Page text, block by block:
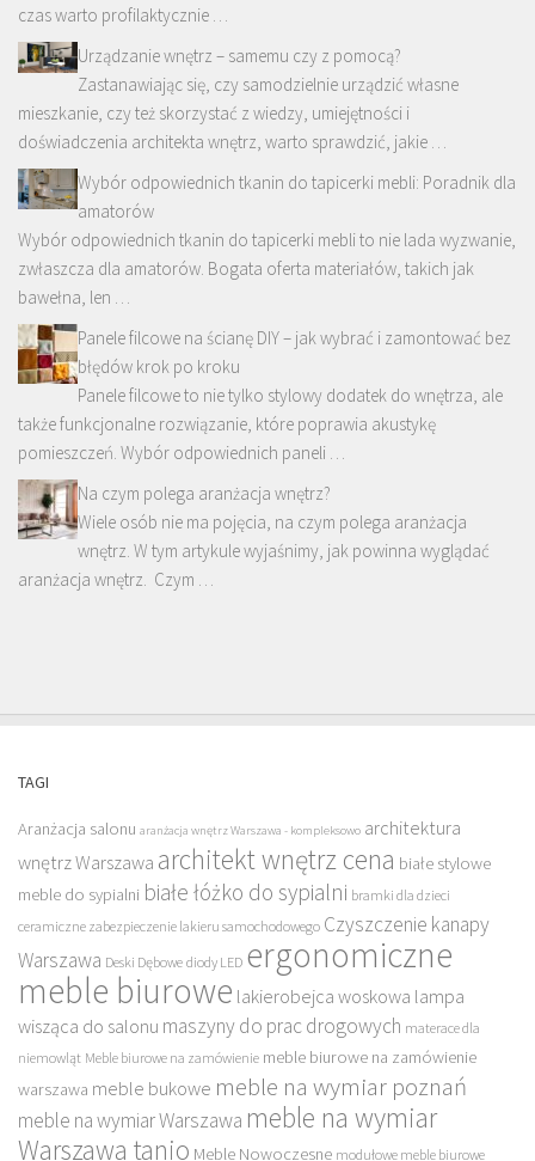
czas warto profilaktycznie …
Urządzanie wnętrz – samemu czy z pomocą?
Zastanawiając się, czy samodzielnie urządzić własne
mieszkanie, czy też skorzystać z wiedzy, umiejętności i
doświadczenia architekta wnętrz, warto sprawdzić, jakie …
Wybór odpowiednich tkanin do tapicerki mebli: Poradnik dla
amatorów
Wybór odpowiednich tkanin do tapicerki mebli to nie lada wyzwanie,
zwłaszcza dla amatorów. Bogata oferta materiałów, takich jak
bawełna, len …
Panele filcowe na ścianę DIY – jak wybrać i zamontować bez
błędów krok po kroku
Panele filcowe to nie tylko stylowy dodatek do wnętrza, ale
także funkcjonalne rozwiązanie, które poprawia akustykę
pomieszczeń. Wybór odpowiednich paneli …
Na czym polega aranżacja wnętrz?
Wiele osób nie ma pojęcia, na czym polega aranżacja
wnętrz. W tym artykule wyjaśnimy, jak powinna wyglądać
aranżacja wnętrz. Czym …
TAGI
Aranżacja salonu aranżacja wnętrz Warszawa - kompleksowo architektura
wnętrz Warszawa architekt wnętrz cena białe stylowe
meble do sypialni białe łóżko do sypialni bramki dla dzieci
ceramiczne zabezpieczenie lakieru samochodowego Czyszczenie kanapy
Warszawa Deski Dębowe diody LED ergonomiczne
meble biurowe lakierobejca woskowa lampa
wisząca do salonu maszyny do prac drogowych materace dla
niemowląt Meble biurowe na zamówienie meble biurowe na zamówienie
warszawa meble bukowe meble na wymiar poznań
meble na wymiar Warszawa meble na wymiar
Warszawa tanio Meble Nowoczesne modułowe meble biurowe